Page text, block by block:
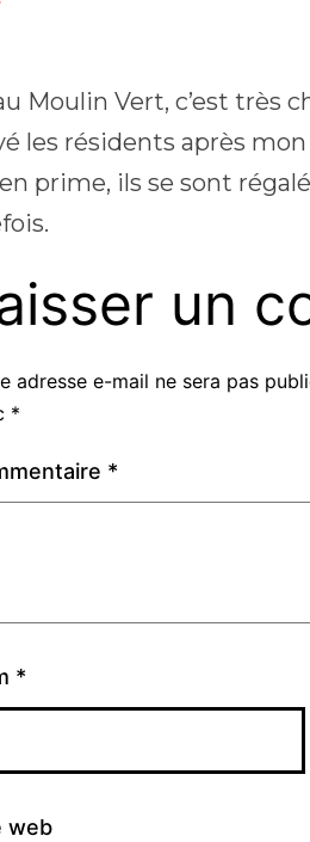
Moulin Vert, c’est très
les résidents après
prime, ils se sont
un
adresse e-mail ne sera pas
*
*
*
web